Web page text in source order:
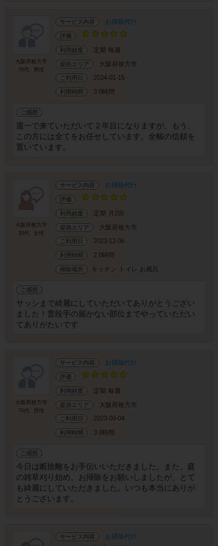
大阪府枚方市
70代
男性
サービス内容 お掃除代行
評価
利用頻度 定期 毎週
提供エリア 大阪府枚方市
ご利用日 2024-01-15
利用時間 3.0時間
ご感想
週一で来ていただいて２年目になりますが、もう、
この方には全てをお任せしています。全幅の信頼を
置いています。
大阪府枚方市
30代
女性
サービス内容 お掃除代行
評価
利用頻度 定期 月2回
提供エリア 大阪府枚方市
ご利用日 2023-12-06
利用時間 2.0時間
掃除場所 キッチン トイレ お風呂
ご感想
サッシまで綺麗にしていただいてありがとうござい
ました！普段手の届かない部位までやっていただい
てありがたいです
大阪府枚方市
70代
男性
サービス内容 お掃除代行
評価
利用頻度 定期 毎週
提供エリア 大阪府枚方市
ご利用日 2023-09-04
利用時間 3.0時間
ご感想
今日は断捨離をお手伝いいただきました。また、庭
の雑草刈り始め、お掃除をお願いしましたが、とて
も綺麗にしていただきました。いつも本当にありが
とうございます。
サービス内容 お掃除代行